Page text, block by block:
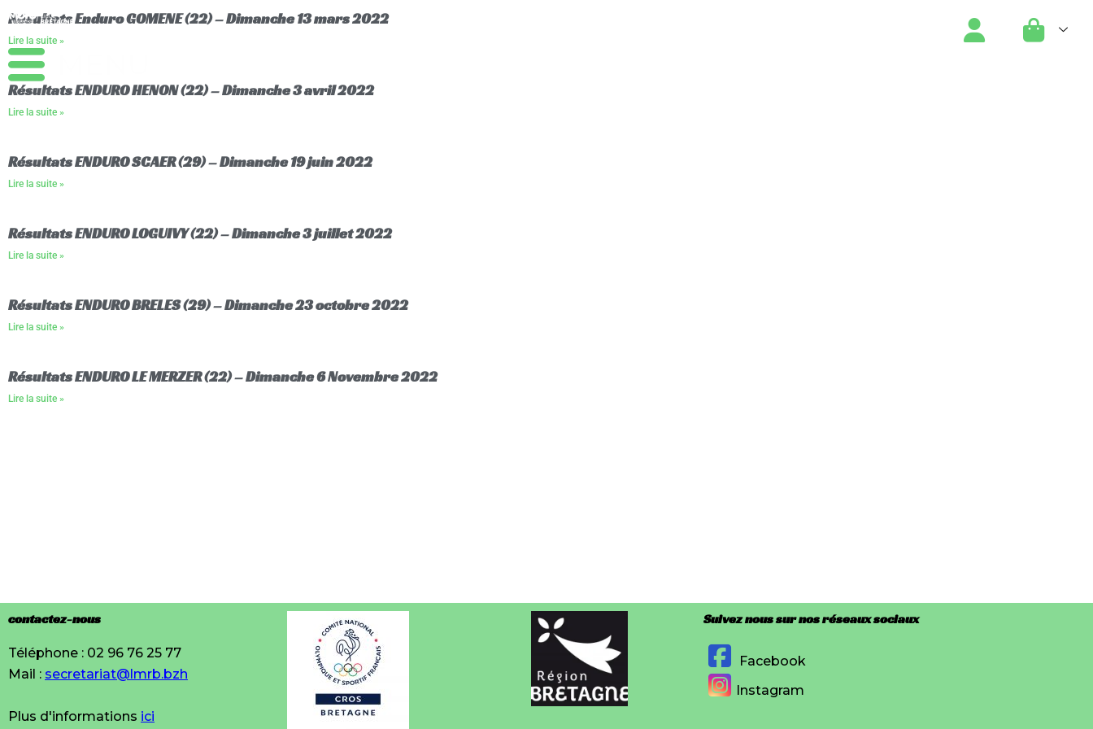
Aller
contenu
Résultats Enduro GOMENE (22) – Dimanche 13 mars 2022
Lire la suite »
Résultats ENDURO HENON (22) – Dimanche 3 avril 2022
Lire la suite »
Résultats ENDURO SCAER (29) – Dimanche 19 juin 2022
Lire la suite »
Résultats ENDURO LOGUIVY (22) – Dimanche 3 juillet 2022
Lire la suite »
Résultats ENDURO BRELES (29) – Dimanche 23 octobre 2022
Lire la suite »
Résultats ENDURO LE MERZER (22) – Dimanche 6 Novembre 2022
Lire la suite »
contactez-nous
Téléphone : 02 96 76 25 77
Mail : secretariat@lmrb.bzh
Plus d'informations ici
Suivez nous sur nos réseaux sociaux
Facebook
Instagram